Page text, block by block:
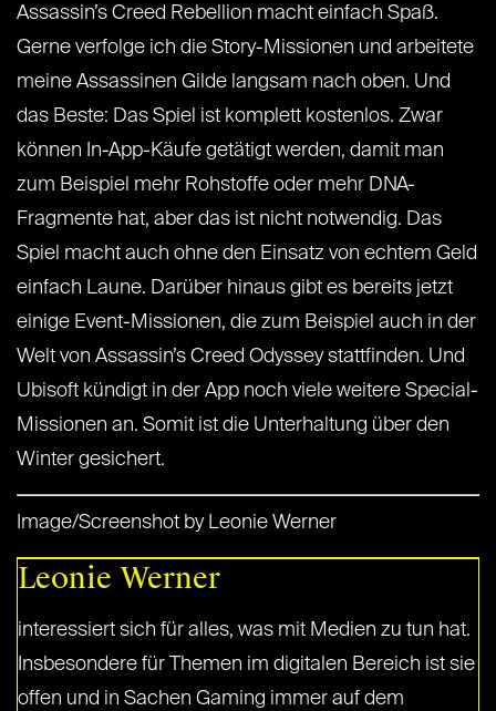
Assassin’s Creed Rebellion macht einfach Spaß.
Gerne verfolge ich die Story-Missionen und arbeitete
meine Assassinen Gilde langsam nach oben. Und
das Beste: Das Spiel ist komplett kostenlos. Zwar
können In-App-Käufe getätigt werden, damit man
zum Beispiel mehr Rohstoffe oder mehr DNA-
Fragmente hat, aber das ist nicht notwendig. Das
Spiel macht auch ohne den Einsatz von echtem Geld
einfach Laune. Darüber hinaus gibt es bereits jetzt
einige Event-Missionen, die zum Beispiel auch in der
Welt von Assassin’s Creed Odyssey stattfinden. Und
Ubisoft kündigt in der App noch viele weitere Special-
Missionen an. Somit ist die Unterhaltung über den
Winter gesichert.
Image/Screenshot by Leonie Werner
Leonie Werner
interessiert sich für alles, was mit Medien zu tun hat.
Insbesondere für Themen im digitalen Bereich ist sie
offen und in Sachen Gaming immer auf dem